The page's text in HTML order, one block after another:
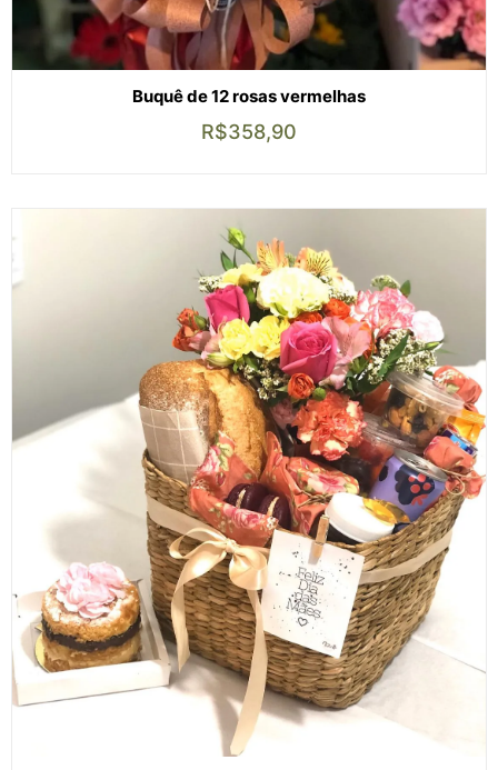
Buquê de 12 rosas vermelhas
R$358,90